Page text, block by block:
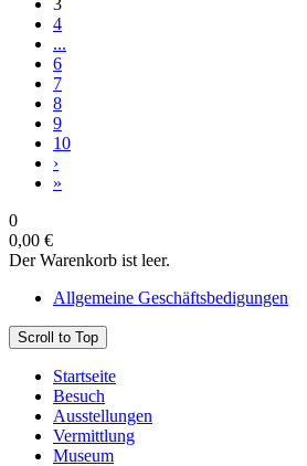
4
...
6
7
8
9
10
›
»
0
0,00 €
Der Warenkorb ist leer.
Allgemeine Geschäftsbedigungen
Scroll to Top
Startseite
Besuch
Ausstellungen
Vermittlung
Museum